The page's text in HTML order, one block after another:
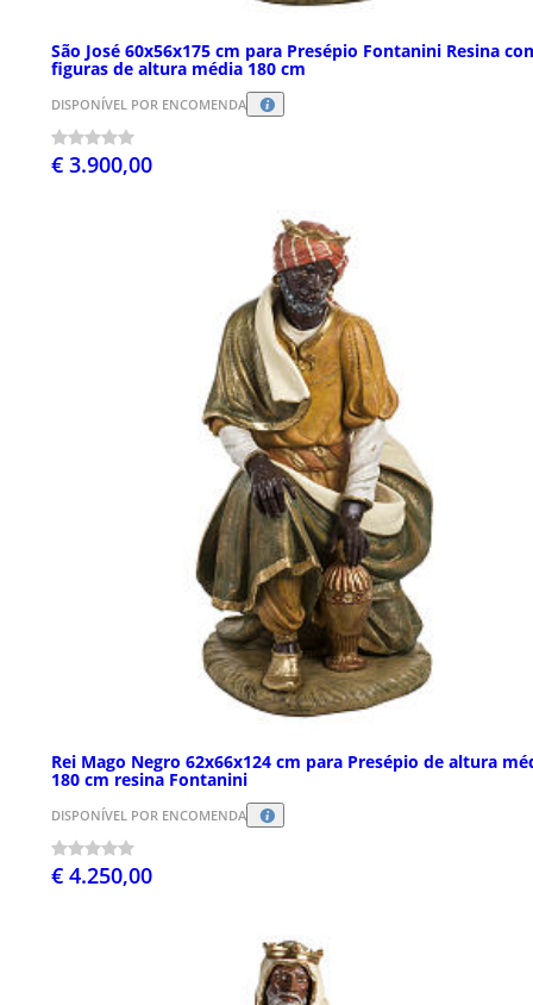
São José 60x56x175 cm para Presépio Fontanini Resina
figuras de altura média 180 cm
DISPONÍVEL POR ENCOMENDA
€ 3.900,00
Rei Mago Negro 62x66x124 cm para Presépio de altura
180 cm resina Fontanini
DISPONÍVEL POR ENCOMENDA
€ 4.250,00